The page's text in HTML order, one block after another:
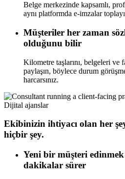
Belge merkezinde kapsamlı,
aynı platformda e-imzalar
Müşteriler her zaman
olduğunu bilir
Kilometre taşlarını, belgeleri ve
paylaşın, böylece durum
harcarsınız.
Dijital ajanslar
Ekibinizin ihtiyacı olan her
hiçbir şey.
Yeni bir müşteri
dakikalar sürer